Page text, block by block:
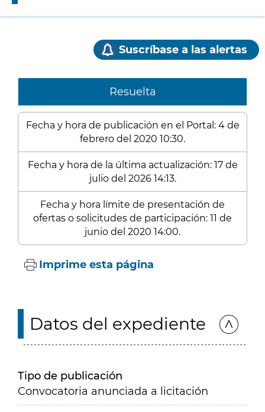
Suscríbase a las alertas
Resuelta
Fecha y hora de publicación en el Portal: 4 de
febrero del 2020 10:30.
Fecha y hora de la última actualización: 17 de
julio del 2026 14:13.
Fecha y hora límite de presentación de
ofertas o solicitudes de participación: 11 de
junio del 2020 14:00.
Imprime esta página
Datos del expediente
Tipo de publicación
Convocatoria anunciada a licitación